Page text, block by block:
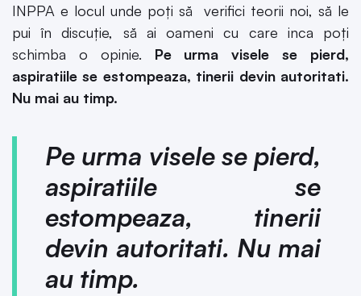
INPPA e locul unde poți să verifici teorii noi, să le
pui în discuție, să ai oameni cu care inca poți
schimba o opinie. Pe urma visele se pierd,
aspiratiile se estompeaza, tinerii devin autoritati.
Nu mai au timp.
Pe urma visele se pierd,
aspiratiile se
estompeaza, tinerii
devin autoritati. Nu mai
au timp.